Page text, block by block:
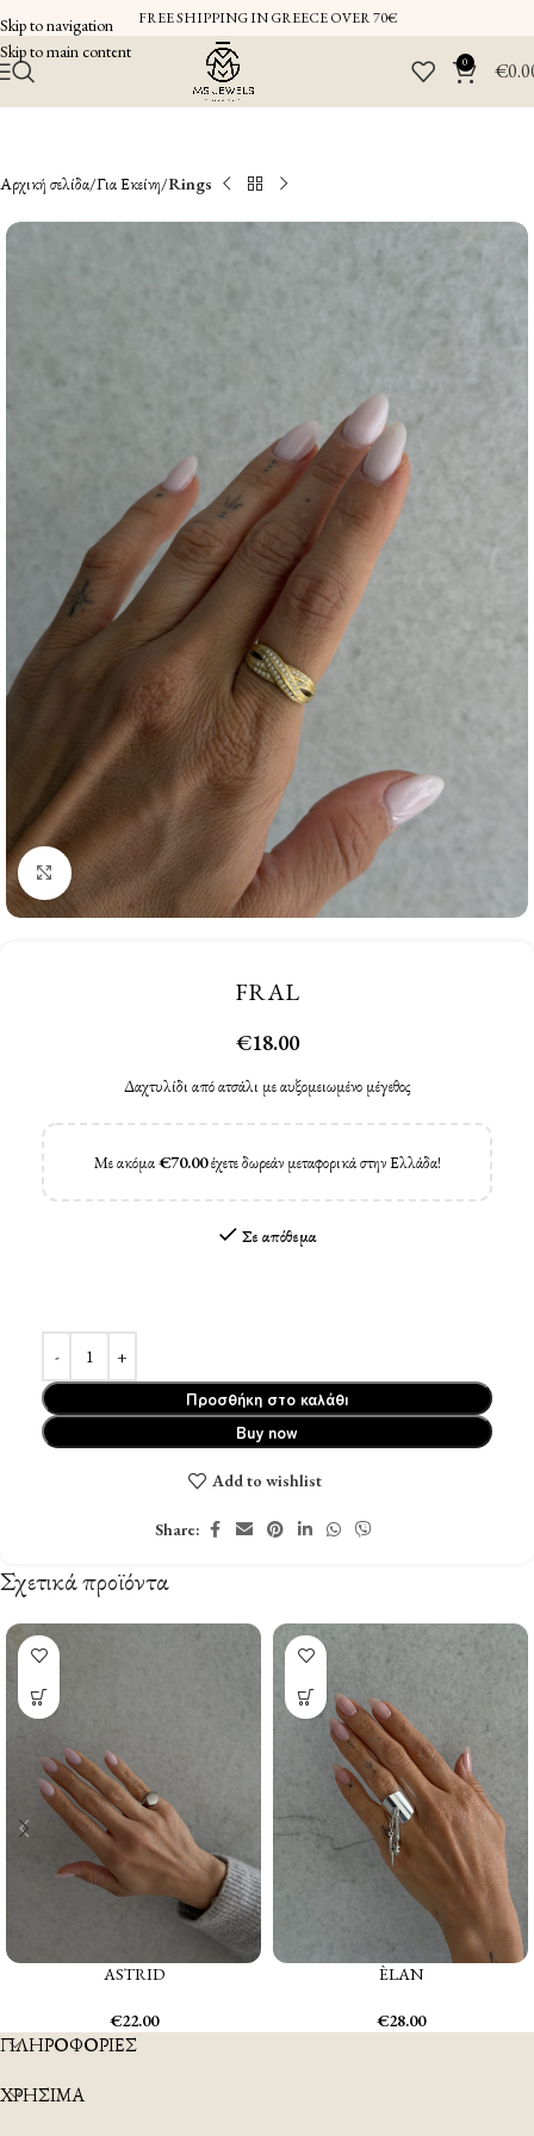
Skip to navigation
Skip to main content
FREE SHIPPING IN GREECE OVER 70€
0 €
Αρχική σελίδα Για Εκείνη Rings
Click to enlarge
FRAL
€18.00
Δαχτυλίδι από ατσάλι με αυξομειωμένο μέγεθος
Με ακόμα€70.00έχετε δωρεάν μεταφορικά στην Ελλάδα!
Σε απόθεμα
Προσθήκη στο καλάθι
Buy now
Add to wishlist
Share:
Σχετικά προϊόντα
ASTRID
€22.00
ÈLAN
€28.00
ΠΛΗΡΟΦΟΡΙΕΣ
ΧΡΗΣΙΜΑ